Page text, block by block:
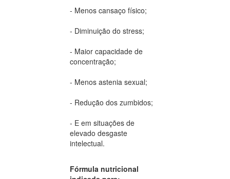
- Menos cansaço físico;
- Diminuição do stress;
- Maior capacidade de
concentração;
- Menos astenia sexual;
- Redução dos zumbidos;
- E em situações de
elevado desgaste
intelectual.
Fórmula nutricional